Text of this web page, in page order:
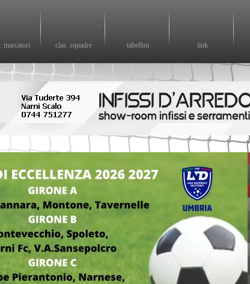
marcatori clas. squadre tabellini link